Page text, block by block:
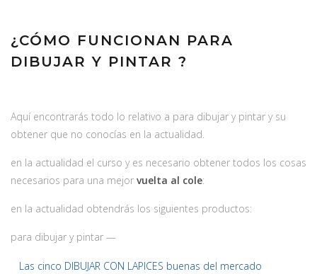
¿CÓMO FUNCIONAN PARA
DIBUJAR Y PINTAR ?
Aquí encontrarás todo lo relativo a para dibujar y pintar y su
obtener que no conocías en la actualidad.
en la actualidad el curso y es necesario obtener todos los cosas
necesarios para una mejor vuelta al cole:
en la actualidad obtendrás los siguientes productos:
para dibujar y pintar —
Las cinco DIBUJAR CON LAPICES buenas del mercado